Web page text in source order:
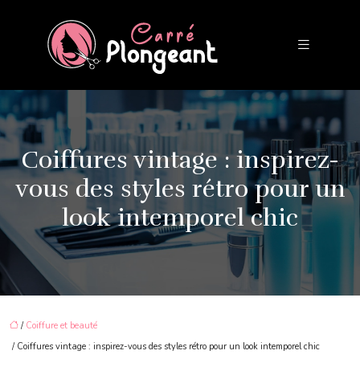
Coiffures vintage : inspirez-
vous des styles rétro pour un
look intemporel chic
/ Coiffure et beauté
/ Coiffures vintage : inspirez-vous des styles rétro pour un look intemporel chic